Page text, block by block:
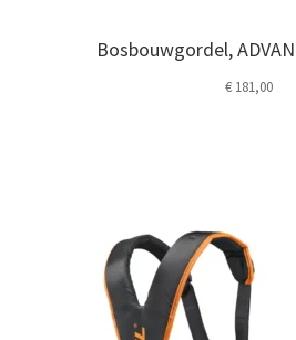
Bosbouwgordel,
€181,00